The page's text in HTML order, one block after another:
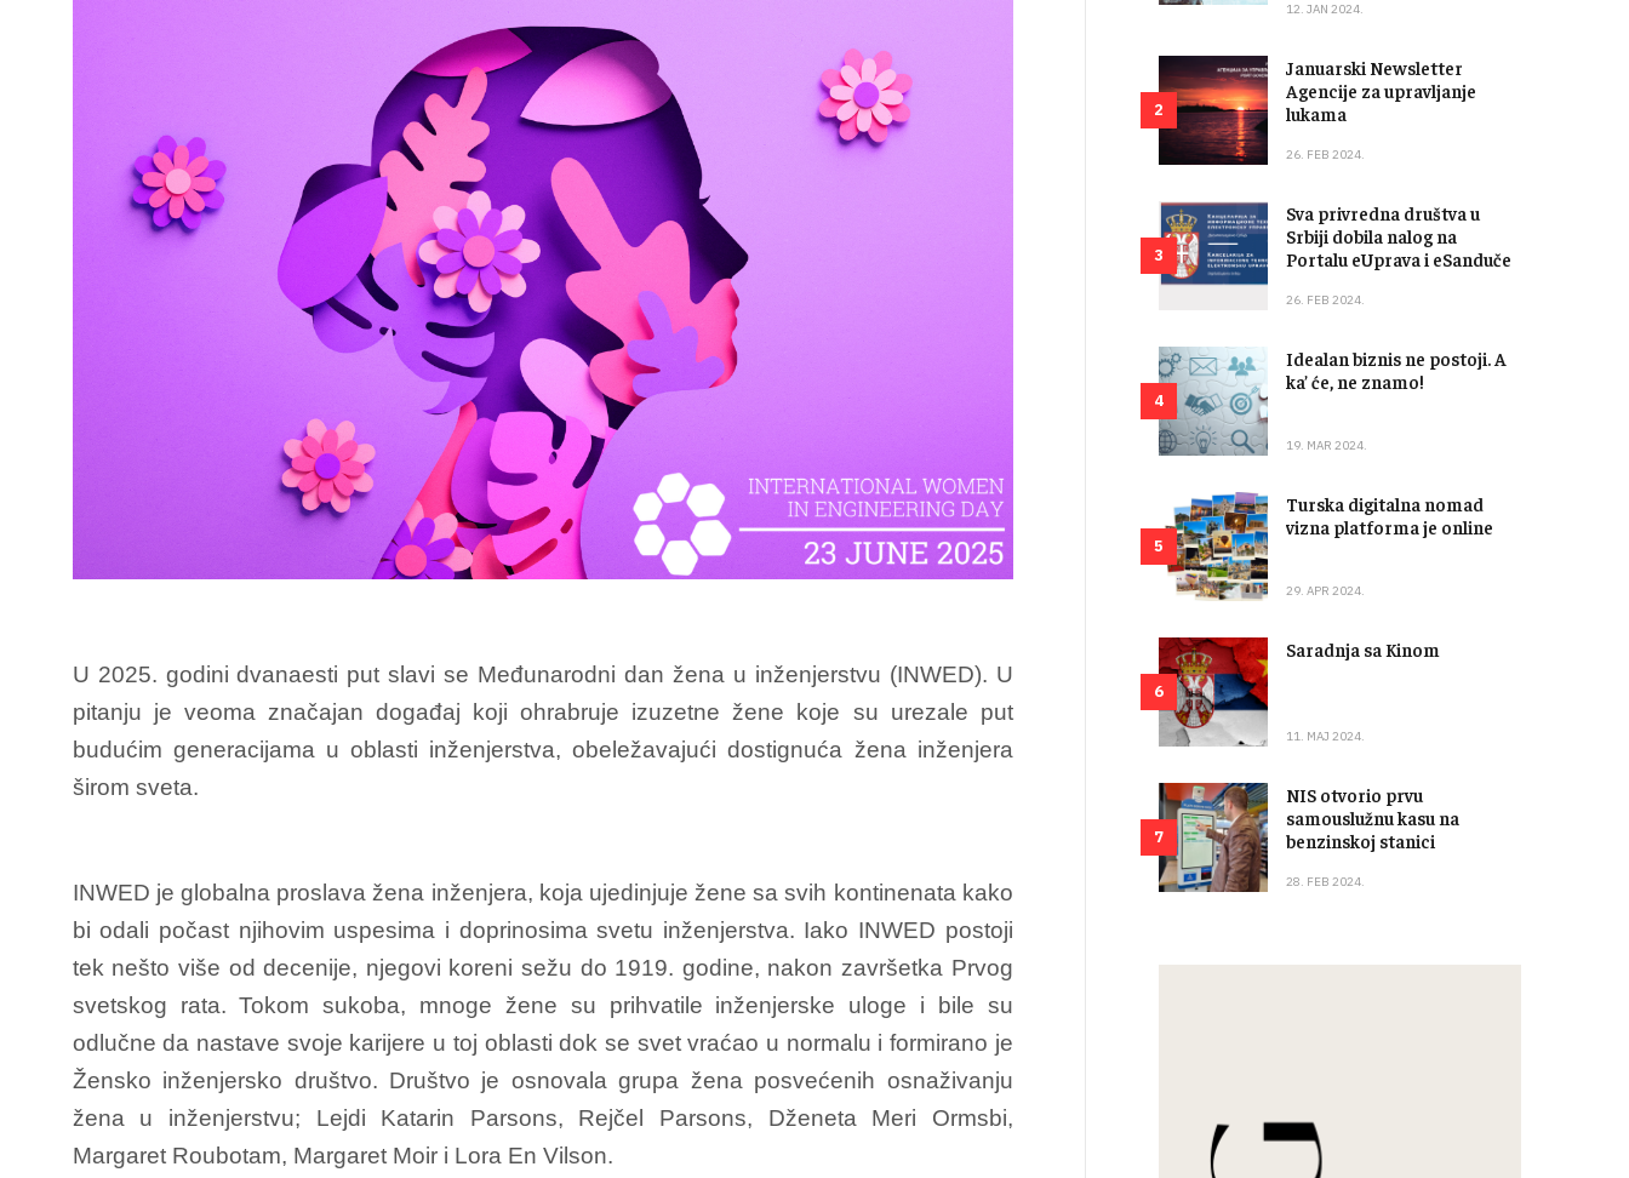
U 2025. godini dvanaesti put slavi se Međunarodni dan žena u inženjerstvu (INWED). U
pitanju je veoma značajan događaj koji ohrabruje izuzetne žene koje su urezale put
budućim generacijama u oblasti inženjerstva, obeležavajući dostignuća žena inženjera
širom sveta.
INWED je globalna proslava žena inženjera, koja ujedinjuje žene sa svih kontinenata kako
bi odali počast njihovim uspesima i doprinosima svetu inženjerstva. Iako INWED postoji
tek nešto više od decenije, njegovi koreni sežu do 1919. godine, nakon završetka Prvog
svetskog rata. Tokom sukoba, mnoge žene su prihvatile inženjerske uloge i bile su
odlučne da nastave svoje karijere u toj oblasti dok se svet vraćao u normalu i formirano je
Žensko inženjersko društvo. Društvo je osnovala grupa žena posvećenih osnaživanju
žena u inženjerstvu; Lejdi Katarin Parsons, Rejčel Parsons, Dženeta Meri Ormsbi,
Margaret Roubotam, Margaret Moir i Lora En Vilson.
12. JAN 2024.
2
Januarski Newsletter
Agencije za upravljanje
lukama
26. FEB 2024.
3
Sva privredna društva u
Srbiji dobila nalog na
Portalu eUprava i eSanduče
26. FEB 2024.
4
Idealan biznis ne postoji. A
ka’ će, ne znamo!
19. MAR 2024.
5
Turska digitalna nomad
vizna platforma je online
29. APR 2024.
6
Saradnja sa Kinom
11. MAJ 2024.
7
NIS otvorio prvu
samouslužnu kasu na
benzinskoj stanici
28. FEB 2024.